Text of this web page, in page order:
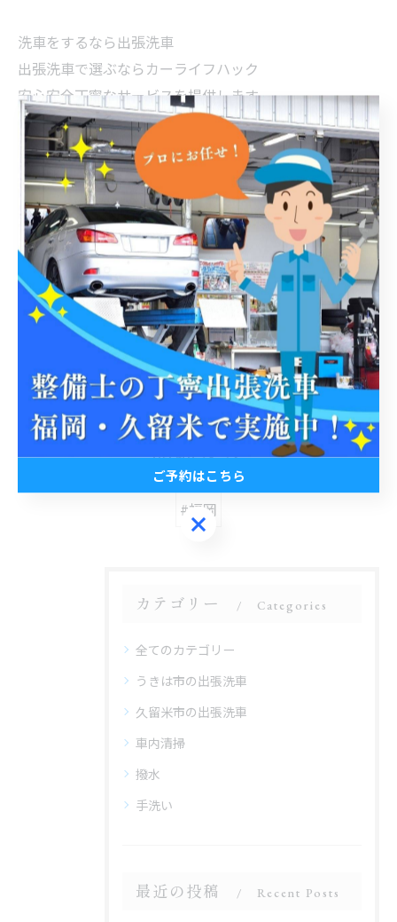
洗車をするなら出張洗車
出張洗車で選ぶならカーライフハック
安心安全丁寧なサービスを提供します
お気軽にお問合せください📞
#洗車 #ライフハック #出張サービス #車 #福岡
一覧に戻る 次のページ >
関連タグ
#福岡
カテゴリー Categories
全てのカテゴリー
うきは市の出張洗車
久留米市の出張洗車
車内清掃
撥水
手洗い
最近の投稿 Recent Posts
ご予約はこちら
ご予約はこちら